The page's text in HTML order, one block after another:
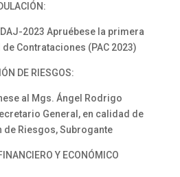
2023 Apruébese la primera
Contrataciones (PAC 2023)
DE RIESGOS:
al Mgs. Ángel Rodrigo
General, en calidad de
Riesgos, Subrogante
Y ECONÓMICO